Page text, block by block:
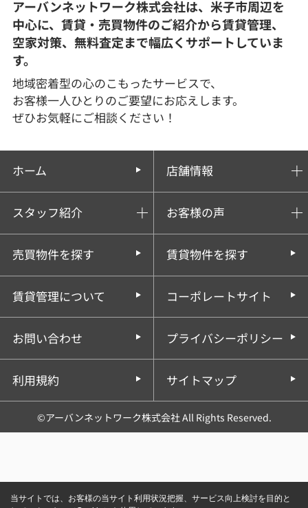
アーバンネットワーク株式会社は、米子市周辺を
中心に、賃貸・売買物件のご紹介から賃貸管理、
空家対策、無料査定まで幅広くサポートしていま
す。
地域密着型の心のこもったサービスで、
お客様一人ひとりのご要望にお応えします。
ぜひお気軽にご相談ください！
ホーム 店舗情報
スタッフ紹介 お客様の声
売買物件を探す 賃貸物件を探す
賃貸管理について コーポレートサイト
お問い合わせ プライバシーポリシー
利用規約 サイトマップ
©アーバンネットワーク株式会社 All Rights Reserved.
当サイトでは、お客様の当サイト利用状況把握、サービス向上検討を目的と